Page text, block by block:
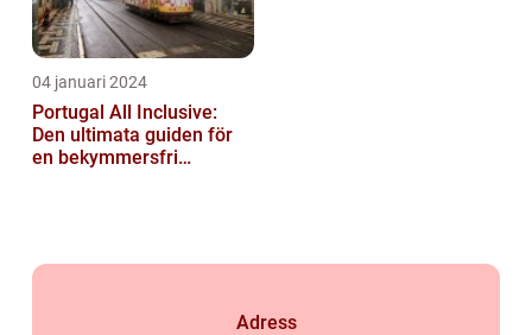
04 januari 2024
Portugal All Inclusive:
Den ultimata guiden för
en bekymmersfri
Adress